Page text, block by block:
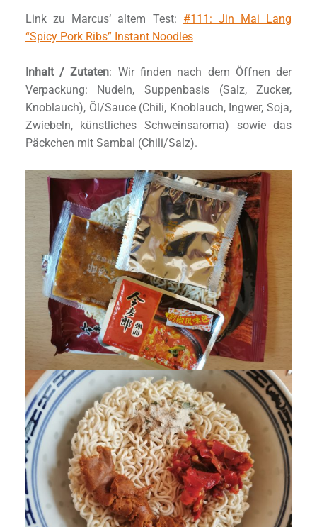
Link zu Marcus‘ altem Test: #111: Jin Mai Lang
“Spicy Pork Ribs” Instant Noodles
Inhalt / Zutaten: Wir finden nach dem Öffnen der
Verpackung: Nudeln, Suppenbasis (Salz, Zucker,
Knoblauch), Öl/Sauce (Chili, Knoblauch, Ingwer, Soja,
Zwiebeln, künstliches Schweinsaroma) sowie das
Päckchen mit Sambal (Chili/Salz).